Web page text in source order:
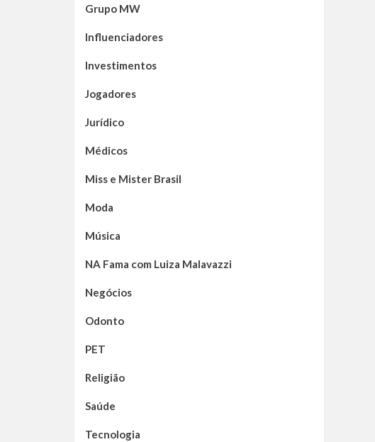
Grupo MW
Influenciadores
Investimentos
Jogadores
Jurídico
Médicos
Miss e Mister Brasil
Moda
Música
NA Fama com Luiza Malavazzi
Negócios
Odonto
PET
Religião
Saúde
Tecnologia